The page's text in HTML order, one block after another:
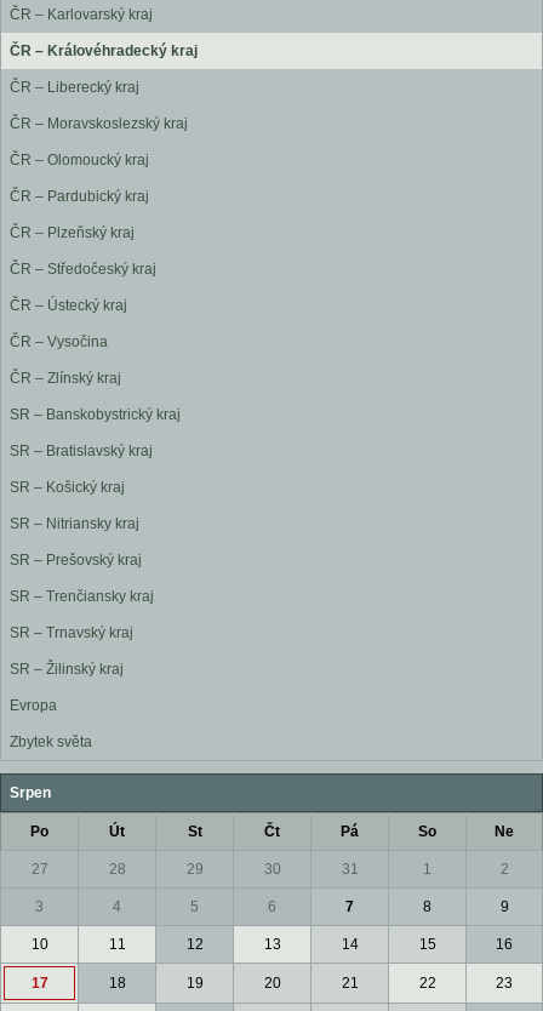
ČR – Karlovarský kraj
ČR – Královéhradecký kraj
ČR – Liberecký kraj
ČR – Moravskoslezský kraj
ČR – Olomoucký kraj
ČR – Pardubický kraj
ČR – Plzeňský kraj
ČR – Středočeský kraj
ČR – Ústecký kraj
ČR – Vysočina
ČR – Zlínský kraj
SR – Banskobystrický kraj
SR – Bratislavský kraj
SR – Košický kraj
SR – Nitriansky kraj
SR – Prešovský kraj
SR – Trenčiansky kraj
SR – Trnavský kraj
SR – Žilinský kraj
Evropa
Zbytek světa
Srpen
Po Út St Čt Pá So Ne
27 28 29 30 31 1 2
3 4 5 6 7 8 9
10 11 12 13 14 15 16
17 18 19 20 21 22 23